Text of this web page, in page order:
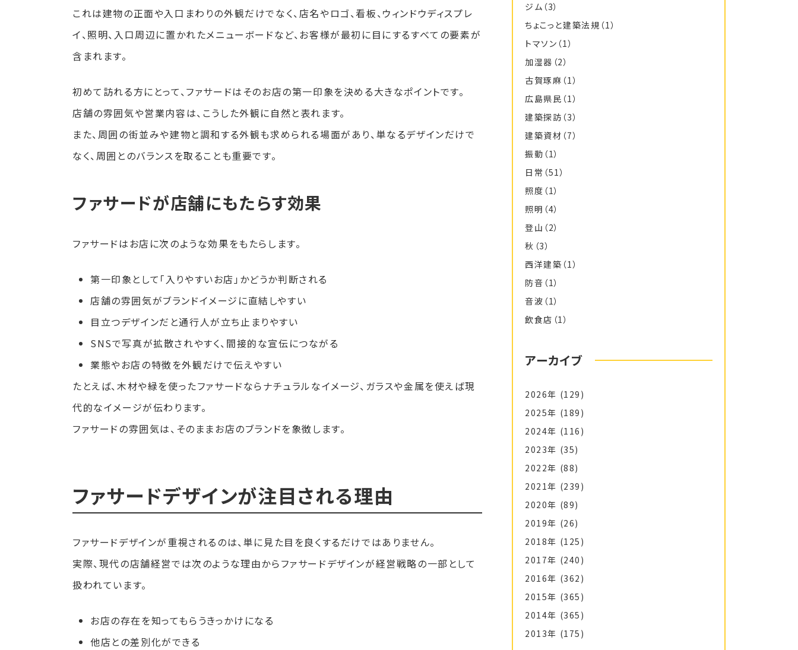
これは建物の正面や入口まわりの外観だけでなく、店名やロゴ、看板、ウィンドウディスプレ
イ、照明、入口周辺に置かれたメニューボードなど、お客様が最初に目にするすべての要素が
含まれます。
初めて訪れる方にとって、ファサードはそのお店の第一印象を決める大きなポイントです。
店舗の雰囲気や営業内容は、こうした外観に自然と表れます。
また、周囲の街並みや建物と調和する外観も求められる場面があり、単なるデザインだけで
なく、周囲とのバランスを取ることも重要です。
ファサードが店舗にもたらす効果
ファサードはお店に次のような効果をもたらします。
第一印象として「入りやすいお店」かどうか判断される
店舗の雰囲気がブランドイメージに直結しやすい
目立つデザインだと通行人が立ち止まりやすい
SNSで写真が拡散されやすく、間接的な宣伝につながる
業態やお店の特徴を外観だけで伝えやすい
たとえば、木材や緑を使ったファサードならナチュラルなイメージ、ガラスや金属を使えば現
代的なイメージが伝わります。
ファサードの雰囲気は、そのままお店のブランドを象徴します。
ファサードデザインが注目される理由
ファサードデザインが重視されるのは、単に見た目を良くするだけではありません。
実際、現代の店舗経営では次のような理由からファサードデザインが経営戦略の一部として
扱われています。
お店の存在を知ってもらうきっかけになる
他店との差別化ができる
ジム （3）
ちょこっと建築法規 （1）
トマソン （1）
加湿器 （2）
古賀琢麻 （1）
広島県民 （1）
建築探訪 （3）
建築資材 （7）
振動 （1）
日常 （51）
照度 （1）
照明 （4）
登山 （2）
秋 （3）
西洋建築 （1）
防音 （1）
音波 （1）
飲食店 （1）
アーカイブ
2026年 (129)
2025年 (189)
2024年 (116)
2023年 (35)
2022年 (88)
2021年 (239)
2020年 (89)
2019年 (26)
2018年 (125)
2017年 (240)
2016年 (362)
2015年 (365)
2014年 (365)
2013年 (175)